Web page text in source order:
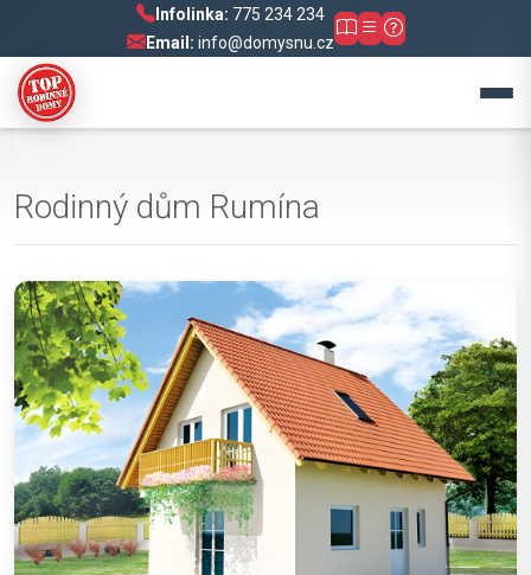
Infolinka: 775 234 234
Email: info@domysnu.cz
Rodinný dům Rumína